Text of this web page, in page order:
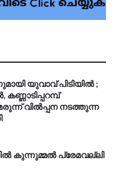
യുവാവ് പിടിയിൽ ;
കണ്ണാടിപ്പറമ്പ്
വിൽപ്പന നടത്തുന്ന
കുന്നുമ്മൽ പ്രേമവല്ലി